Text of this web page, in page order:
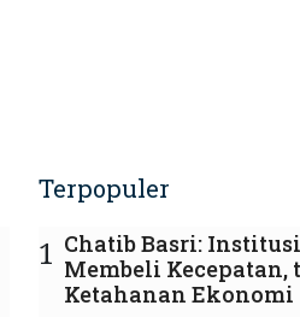
Terpopuler
1 Chatib Basri:
Membeli Kecepatan,
Ketahanan Ekonomi